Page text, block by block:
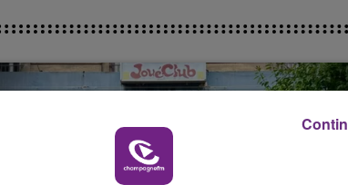
15h00 - 19h00
LE CLUB CHAMPAGNE FM